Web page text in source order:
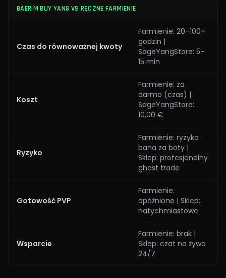
BAERIM BUY YANG VS RĘCZNE FARMIENIE
Czas do równoważnej kwoty
Farmienie: 20–100+
godzin |
SageYangStore: 5–
15 min
Koszt
Farmienie: za
darmo (czas) |
SageYangStore:
10,00 €
Ryzyko
Farmienie: ryzyko
bana za boty |
Sklep: profesjonalny
ghost trade
Gotowość PVP
Farmienie:
opóźnione | Sklep:
natychmiastowe
Wsparcie
Farmienie: brak |
Sklep: czat na żywo
24/7